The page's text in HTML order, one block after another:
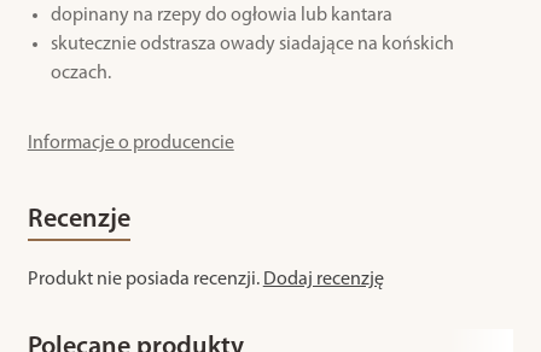
dopinany na rzepy do ogłowia lub kantara
skutecznie odstrasza owady siadające na końskich
oczach.
Informacje o producencie
Recenzje
Produkt nie posiada recenzji. Dodaj recenzję